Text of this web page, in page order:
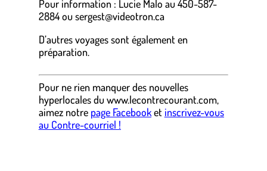
Pour information : Lucie Malo au 450-587-
2884 ou sergest@videotron.ca
D’autres voyages sont également en
préparation.
Pour ne rien manquer des nouvelles
hyperlocalesdu www.lecontrecourant.com,
aimez notre page Facebooket inscrivez-vous
au Contre-courriel !